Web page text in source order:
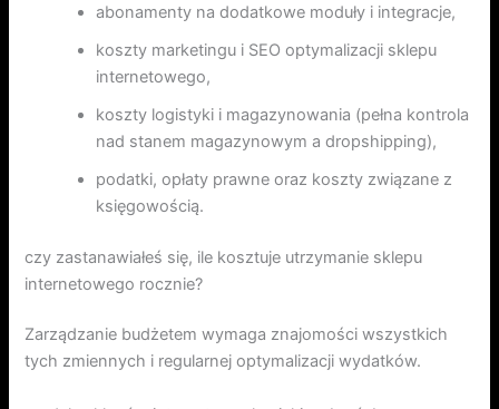
abonamenty na dodatkowe moduły i integracje,
koszty marketingu i SEO optymalizacji sklepu
internetowego,
koszty logistyki i magazynowania (pełna kontrola
nad stanem magazynowym a dropshipping),
podatki, opłaty prawne oraz koszty związane z
księgowością.
czy zastanawiałeś się, ile kosztuje utrzymanie sklepu
internetowego rocznie?
Zarządzanie budżetem wymaga znajomości wszystkich
tych zmiennych i regularnej optymalizacji wydatków.